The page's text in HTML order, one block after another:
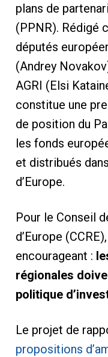
plans de
(PPNR). Rédigé
députés
(Andrey
AGRI (Elsi
constitue une
de position du
les fonds
et distribués
d’Europe.
Pour le Conseil
d’Europe
encourageant :
régionales
politique
Le projet de
propositions